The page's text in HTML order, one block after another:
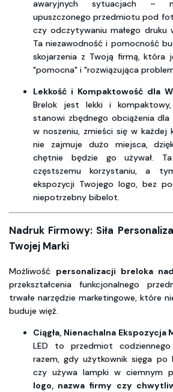
awaryjnych sytuacjach –
upuszczonego przedmiotu pod
czy odczytywaniu małego druku
Ta niezawodność i pomocność
skojarzenia z Twoją firmą, która
"pomocna" i "rozwiązująca
Lekkość i Kompaktowość dla
Brelok jest lekki i
stanowi zbędnego obciążenia
w noszeniu, zmieści się w każdej
nie zajmuje dużo miejsca,
chętnie będzie go używał.
częstszemu korzystaniu, a
ekspozycji Twojego logo, bez
niepotrzebny bibelot.
Nadruk Firmowy: Siła
Twojej Marki
Możliwość personalizacji breloka
przekształcenia funkcjonalnego
trwałe narzędzie marketingowe, które
buduje więź.
Ciągła, Nienachalna Ekspozycja
LED to przedmiot
razem, gdy użytkownik sięga po
czy używa lampki w ciemnym
logo, nazwa firmy czy